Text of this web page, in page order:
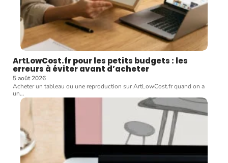
ArtLowCost.fr pour les petits budgets : les
erreurs à éviter avant d’acheter
5 août 2026
Acheter un tableau ou une reproduction sur ArtLowCost.fr quand on a
un…